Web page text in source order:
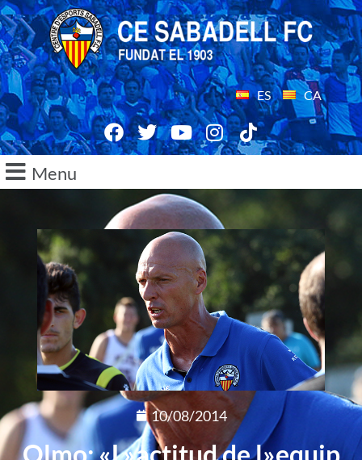
ES CA
Menu
10/08/2014